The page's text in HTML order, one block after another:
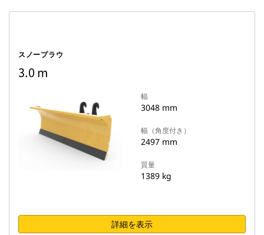
スノープラウ
3.0 m
幅
3048 mm
幅（角度付き）
2497 mm
質量
1389 kg
詳細を表示